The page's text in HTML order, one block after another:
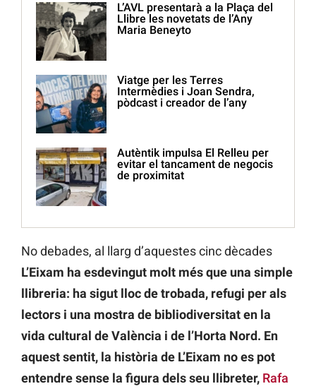
L’AVL presentarà a la Plaça del
Llibre les novetats de l’Any
Maria Beneyto
Viatge per les Terres
Intermèdies i Joan Sendra,
pòdcast i creador de l’any
Autèntik impulsa El Relleu per
evitar el tancament de negocis
de proximitat
No debades, al llarg d’aquestes cinc dècades
L’Eixam ha esdevingut molt més que una simple
llibreria: ha sigut lloc de trobada, refugi per als
lectors i una mostra de bibliodiversitat en la
vida cultural de València i de l’Horta Nord. En
aquest sentit, la història de L’Eixam no es pot
entendre sense la figura dels seu llibreter, Rafa